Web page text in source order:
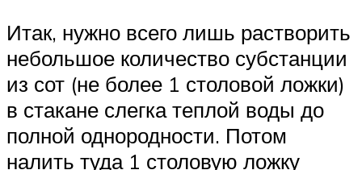
Итак, нужно всего лишь растворить
небольшое количество субстанции
из сот (не более 1 столовой ложки)
в стакане слегка теплой воды до
полной однородности. Потом
налить туда 1 столовую ложку